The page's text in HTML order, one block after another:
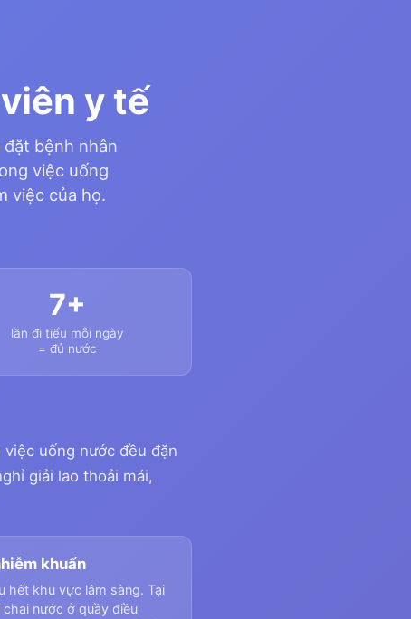
y tế
đặt bệnh nhân
việc uống
việc của họ.
7+
lần đi tiểu mỗi ngày
= đủ nước
uống nước đều đặn
giải lao thoải mái,
khuẩn
hết khu vực lâm sàng. Tại
nước ở quầy điều